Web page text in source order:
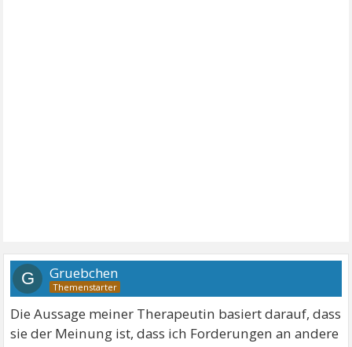
G Gruebchen
Die Aussage meiner Therapeutin basiert darauf, dass
sie der Meinung ist, dass ich Forderungen an andere